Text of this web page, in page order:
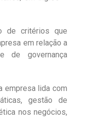
de critérios que
em relação a
de governança
empresa lida com
gestão de
nos negócios,